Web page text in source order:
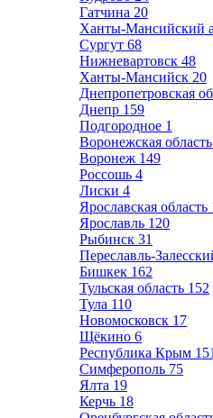
Гатчина 20
Ханты-Мансийский
Сургут 68
Нижневартовск 48
Ханты-Мансийск 20
Днепропетровская
Днепр 159
Подгородное 1
Воронежская область
Воронеж 149
Россошь 4
Лиски 4
Ярославская область
Ярославль 120
Рыбинск 31
Переславль-
Бишкек 162
Тульская область 152
Тула 110
Новомосковск 17
Щёкино 6
Республика Крым 151
Симферополь 75
Ялта 19
Керчь 18